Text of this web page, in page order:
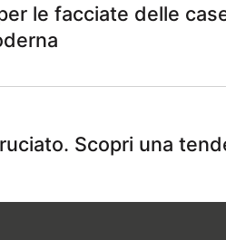
le facciate delle
Scopri una